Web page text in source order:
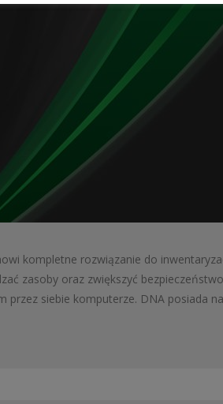
kompletne rozwiązanie do
zasoby oraz zwiększyć
przez siebie komputerze. DNA posiada